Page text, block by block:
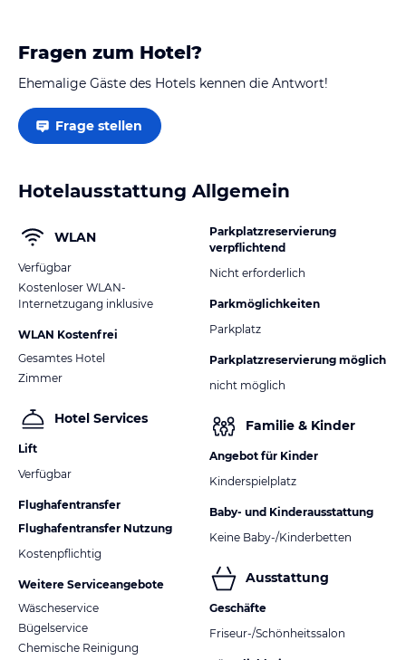
Fragen zum Hotel?
Ehemalige Gäste des Hotels kennen die Antwort!
Frage stellen
Hotelausstattung Allgemein
WLAN
Verfügbar
Kostenloser WLAN-
Internetzugang inklusive
WLAN Kostenfrei
Gesamtes Hotel
Zimmer
Hotel Services
Lift
Verfügbar
Flughafentransfer
Flughafentransfer Nutzung
Kostenpflichtig
Weitere Serviceangebote
Wäscheservice
Bügelservice
Chemische Reinigung
Parkplatzreservierung
verpflichtend
Nicht erforderlich
Parkmöglichkeiten
Parkplatz
Parkplatzreservierung möglich
nicht möglich
Familie & Kinder
Angebot für Kinder
Kinderspielplatz
Baby- und Kinderausstattung
Keine Baby-/Kinderbetten
Ausstattung
Geschäfte
Friseur-/Schönheitssalon